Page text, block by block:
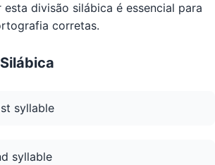
esta divisão silábica é essencial para
corretas.
syllable
syllable